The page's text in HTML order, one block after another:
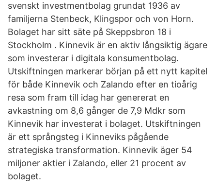
svenskt investmentbolag grundat 1936 av
familjerna Stenbeck, Klingspor och von Horn.
Bolaget har sitt säte på Skeppsbron 18 i
Stockholm . Kinnevik är en aktiv långsiktig ägare
som investerar i digitala konsumentbolag.
Utskiftningen markerar början på ett nytt kapitel
för både Kinnevik och Zalando efter en tioårig
resa som fram till idag har genererat en
avkastning om 8,6 gånger de 7,9 Mdkr som
Kinnevik har investerat i bolaget. Utskiftningen
är ett språngsteg i Kinneviks pågående
strategiska transformation. Kinnevik äger 54
miljoner aktier i Zalando, eller 21 procent av
bolaget.